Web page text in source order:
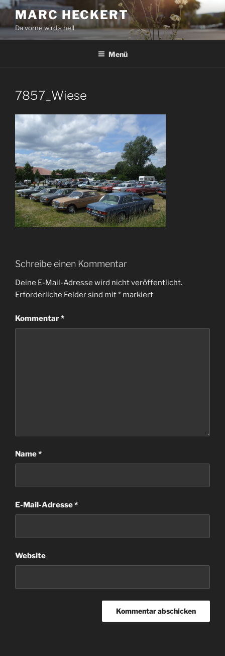
Zum
Inhalt
springen
MARC HECKERT
Da vorne wird's hell
Menü
7857_Wiese
Schreibe einen Kommentar
Deine E-Mail-Adresse wird nicht veröffentlicht.
Erforderliche Felder sind mit* markiert
Kommentar*
Name*
E-Mail-Adresse*
Website